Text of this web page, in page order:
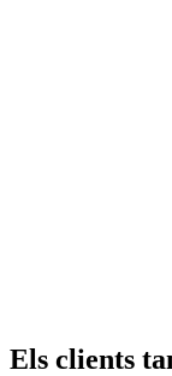
Els clients